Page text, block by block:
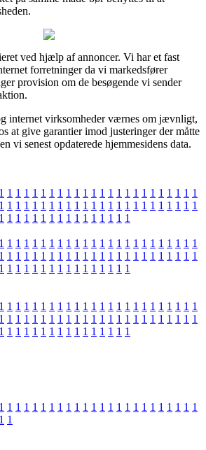
ved hjælp af annoncer. Vi har et fast
forretninger da vi markedsfører
provision om de besøgende vi sender
internet virksomheder værnes om jævnligt,
at give garantier imod justeringer der måtte
vi senest opdaterede hjemmesidens data.
1 1 1 1 1 1 1 1 1 1 1 1 1 1 1 1 1 1 1 1 1 1 1 1
1 1 1 1 1 1 1 1 1 1 1 1 1 1 1 1 1 1 1 1 1 1 1 1
1 1 1 1 1 1 1 1 1 1 1 1 1 1 1 1
1 1 1 1 1 1 1 1 1 1 1 1 1 1 1 1 1 1 1 1 1 1 1 1
1 1 1 1 1 1 1 1 1 1 1 1 1 1 1 1 1 1 1 1 1 1 1 1
1 1 1 1 1 1 1 1 1 1 1 1 1 1 1 1
1 1 1 1 1 1 1 1 1 1 1 1 1 1 1 1 1 1 1 1 1 1 1 1
1 1 1 1 1 1 1 1 1 1 1 1 1 1 1 1 1 1 1 1 1 1 1 1
1 1 1 1 1 1 1 1 1 1 1 1 1 1 1 1
1 1 1 1 1 1 1 1 1 1 1 1 1 1 1 1 1 1 1 1 1 1 1 1
1 1